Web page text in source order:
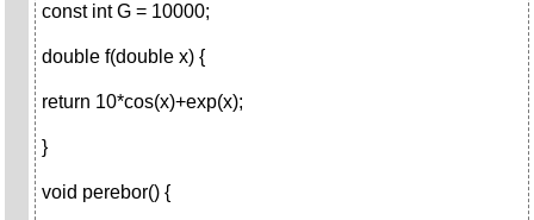
const int G = 10000;
double f(double x) {
return 10*cos(x)+exp(x);
}
void perebor() {